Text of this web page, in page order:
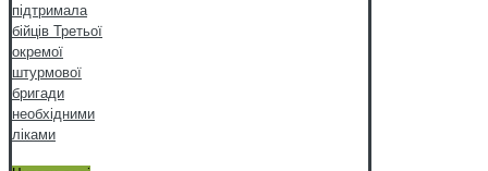
підтримала
бійців Третьої
окремої
штурмової
бригади
необхідними
ліками